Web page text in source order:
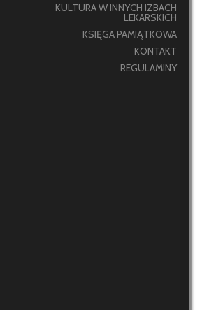
KULTURA W INNYCH IZBACH
LEKARSKICH
KSIĘGA PAMIĄTKOWA
KONTAKT
REGULAMINY